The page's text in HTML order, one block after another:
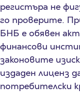
регистъра не
го проверите.
БНБ е обявен
финансови
законовите
издаден лиценз
потребителски